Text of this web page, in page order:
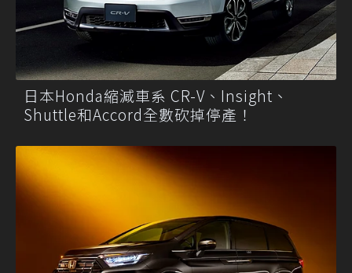
日本Honda縮減車系 CR-V、Insight、
Shuttle和Accord全數砍掉停產！